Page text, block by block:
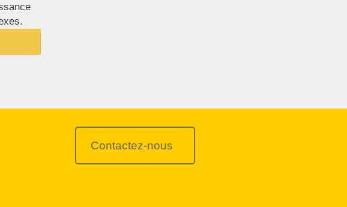
Contactez-nous